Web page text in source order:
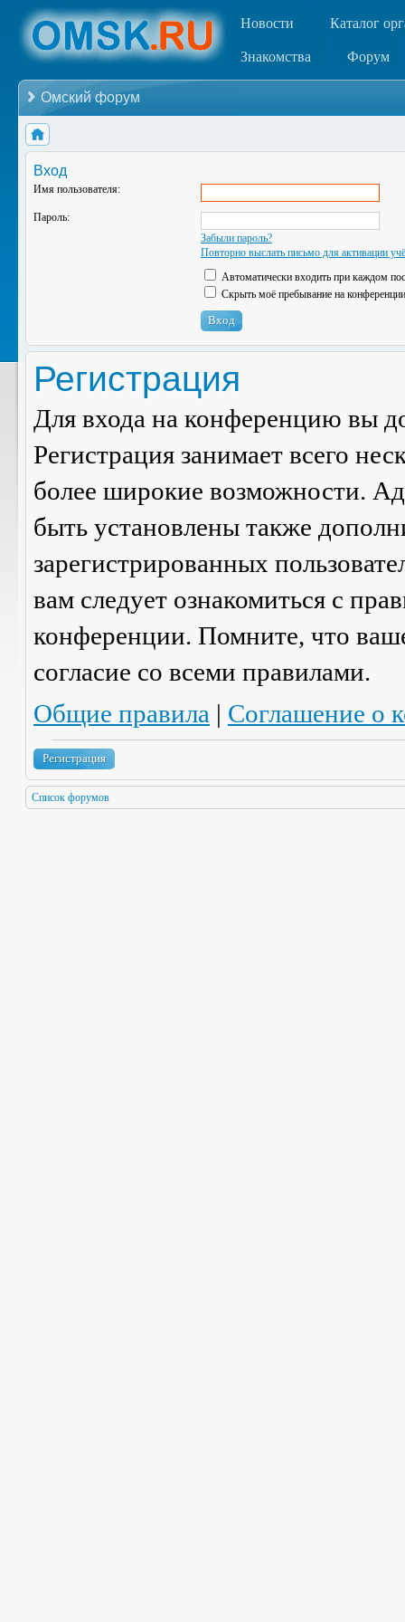
Новости Каталог
Знакомства Форум
Омский форум
Вход
Имя пользователя:
Пароль:
Забыли пароль?
Повторно выслать письмо для активации
Автоматически входить при каждом
Скрыть моё пребывание на
Регистрация
Для входа на конференцию вы
Регистрация занимает всего
более широкие возможности.
быть установлены также
зарегистрированных
вам следует ознакомиться с
конференции. Помните, что
согласие со всеми правилами.
Общие правила | Соглашение о
Регистрация
Список форумов